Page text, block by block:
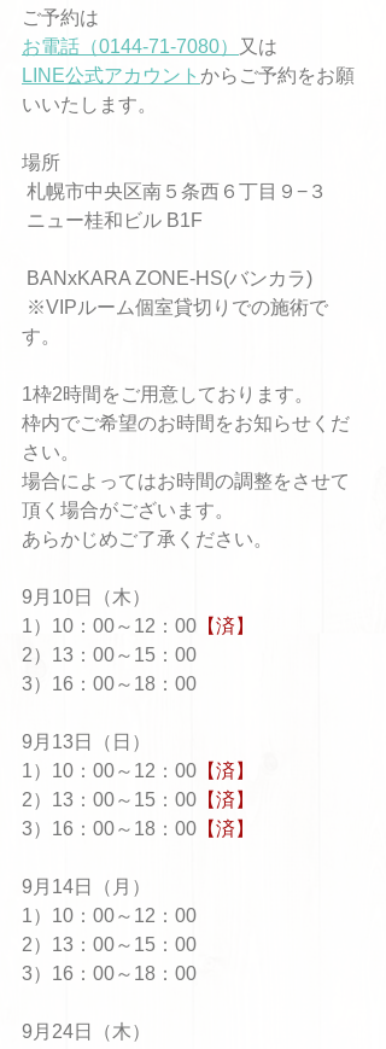
ご予約は
お電話（0144-71-7080）
又は
LINE公式アカウント からご予約をお願
いいたします。
場所
札幌市中央区南５条西６丁目９−３
ニュー桂和ビル B1F
BANxKARA ZONE-HS(バンカラ)
す。
1枠2時間をご用意しております。
枠内でご希望のお時間をお知らせくだ
さい。
場合によってはお時間の調整をさせて
頂く場合がございます。
あらかじめご了承ください。
9月10日（木）
1）10：00～12：00 【済】
2）13：00～15：00
3）16：00～18：00
9月13日（日）
1）10：00～12：00 【済】
2）13：00～15：00 【済】
3）16：00～18：00 【済】
9月14日（月）
1）10：00～12：00
2）13：00～15：00
3）16：00～18：00
9月24日（木）